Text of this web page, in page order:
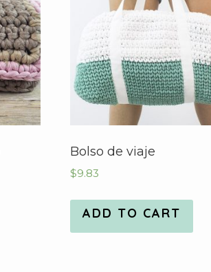
Bolso de viaje
$9.83
ADD TO CART